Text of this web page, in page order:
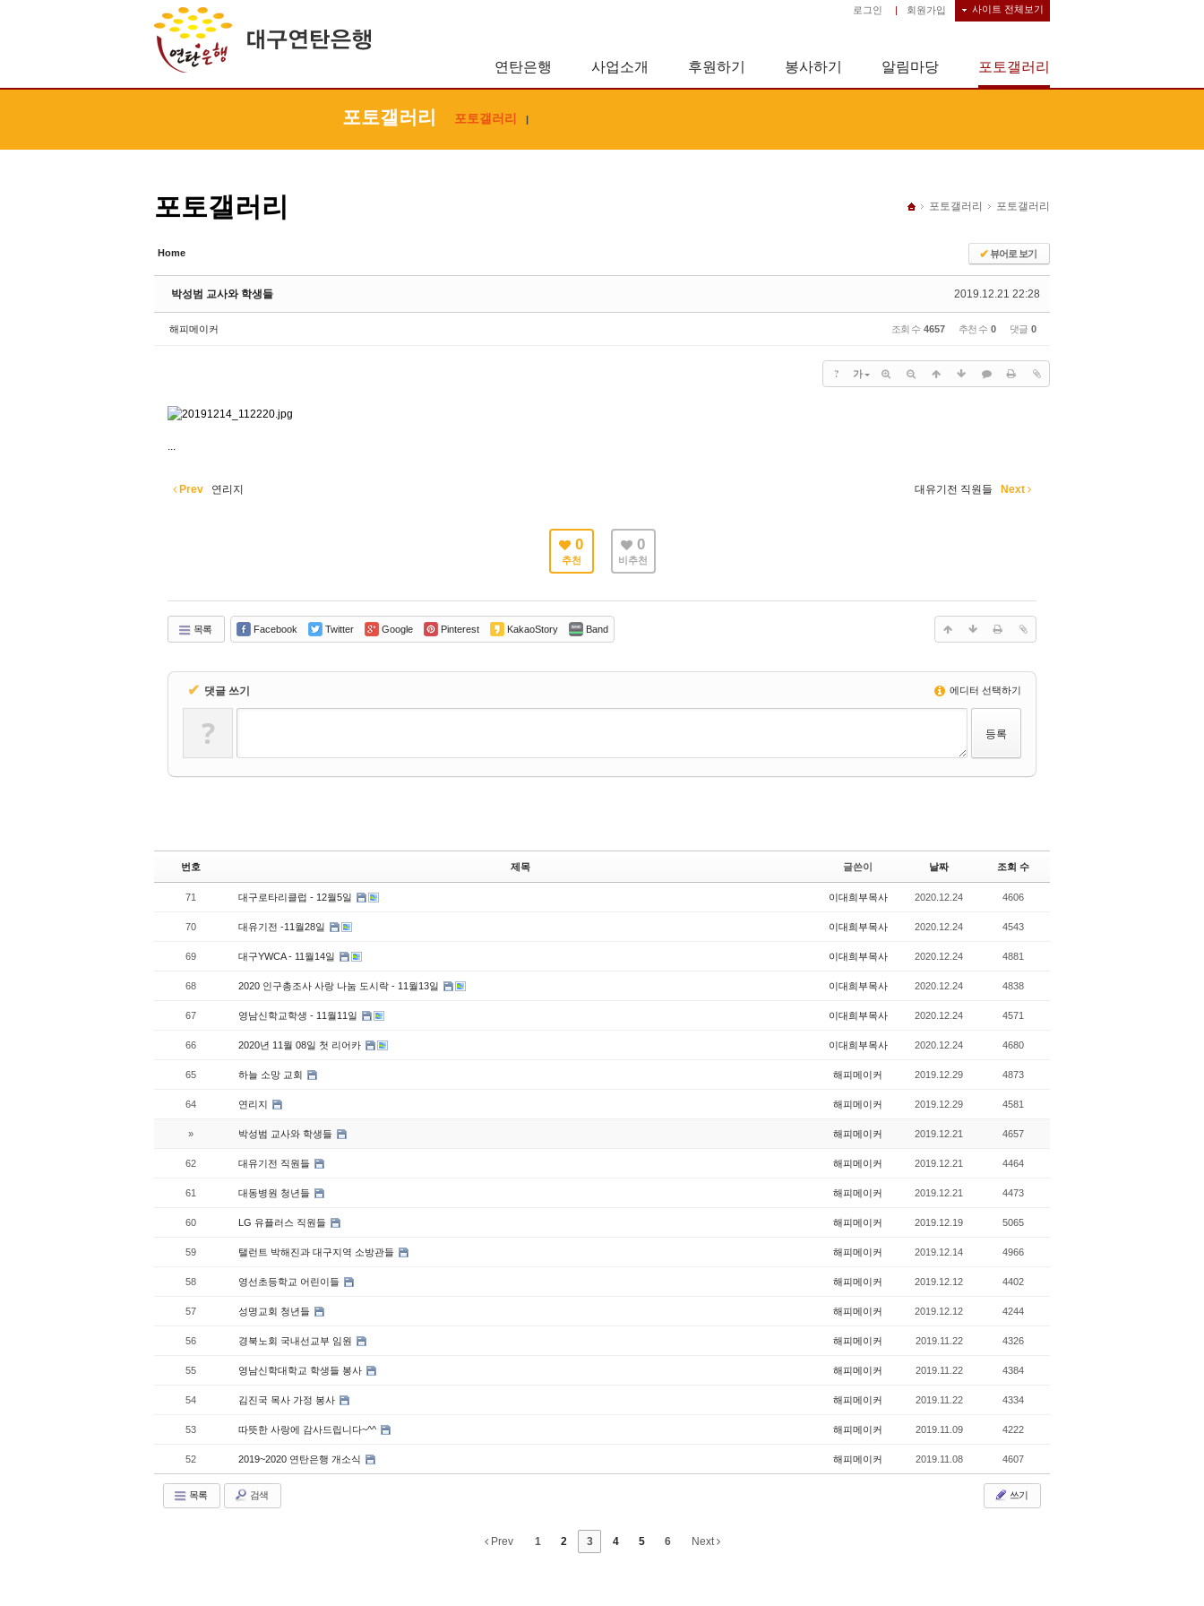
사이트 전체보기
로그인 | 회원가입
연탄은행 사업소개 후원하기 봉사하기 알림마당 포토갤러리
포토갤러리 포토갤러리 |
포토갤러리 포토갤러리 포토갤러리
Home ✔뷰어로 보기
2019.12.21 22:28
박성범 교사와 학생들
해피메이커 조회 수 4657 추천 수 0 댓글 0
? 가
...
Prev 연리지 대유기전 직원들 Next
0
추천
0
비추천
목록 Facebook Twitter Google Pinterest KakaoStory Band
✔ 댓글 쓰기 에디터 선택하기
?
번호 제목 글쓴이 날짜 조회 수
71 대구로타리클럽 - 12월5일 이대희부목사 2020.12.24 4606
70 대유기전 -11월28일 이대희부목사 2020.12.24 4543
69 대구YWCA - 11월14일 이대희부목사 2020.12.24 4881
68 2020 인구총조사 사랑 나눔 도시락 - 11월13일 이대희부목사 2020.12.24 4838
67 영남신학교학생 - 11월11일 이대희부목사 2020.12.24 4571
66 2020년 11월 08일 첫 리어카 이대희부목사 2020.12.24 4680
65 하늘 소망 교회 해피메이커 2019.12.29 4873
64 연리지 해피메이커 2019.12.29 4581
» 박성범 교사와 학생들 해피메이커 2019.12.21 4657
62 대유기전 직원들 해피메이커 2019.12.21 4464
61 대동병원 청년들 해피메이커 2019.12.21 4473
60 LG 유플러스 직원들 해피메이커 2019.12.19 5065
59 탤런트 박해진과 대구지역 소방관들 해피메이커 2019.12.14 4966
58 영선초등학교 어린이들 해피메이커 2019.12.12 4402
57 성명교회 청년들 해피메이커 2019.12.12 4244
56 경북노회 국내선교부 임원 해피메이커 2019.11.22 4326
55 영남신학대학교 학생들 봉사 해피메이커 2019.11.22 4384
54 김진국 목사 가정 봉사 해피메이커 2019.11.22 4334
53 따뜻한 사랑에 감사드립니다~^^ 해피메이커 2019.11.09 4222
52 2019~2020 연탄은행 개소식 해피메이커 2019.11.08 4607
목록 검색 쓰기
Prev 1 2 3 4 5 6 Next